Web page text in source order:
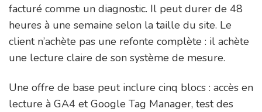
facturé comme un diagnostic. Il peut durer de 48
heures à une semaine selon la taille du site. Le
client n’achète pas une refonte complète : il achète
une lecture claire de son système de mesure.
Une offre de base peut inclure cinq blocs : accès en
lecture à GA4 et Google Tag Manager, test des